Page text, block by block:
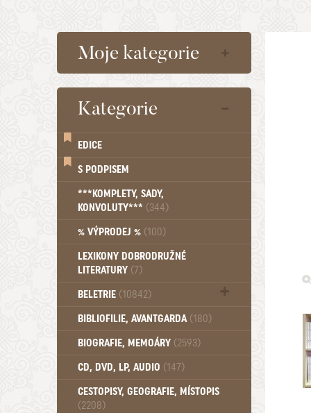
Moje kategorie
Kategorie
EDICE
S PODPISEM
***KOMPLETY, SADY,
KONVOLUTY*** (344)
% VÝPRODEJ % (100)
LEXIKONY DOBRODRUŽNÉ
LITERATURY (7)
BELETRIE (10842)
Beletrie - Historická (1388)
Beletrie - Povídky (1758)
Beletrie - Válečné romány (489)
Beletrie - Ženské a dívčí romány
(1522)
BIBLIOFILIE, AVANTGARDA (180)
BIOGRAFIE, MEMOÁRY (2593)
CD, DVD, LP, AUDIO (147)
CESTOPISY, GEOGRAFIE, MÍSTOPIS
(2208)